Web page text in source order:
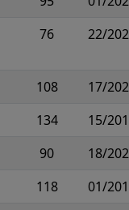
76 22/
108
17/
134
15/
90
18/
118
01/